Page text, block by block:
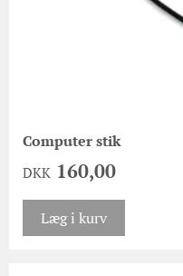
Computer stik
DKK 160,00
Læg i kurv